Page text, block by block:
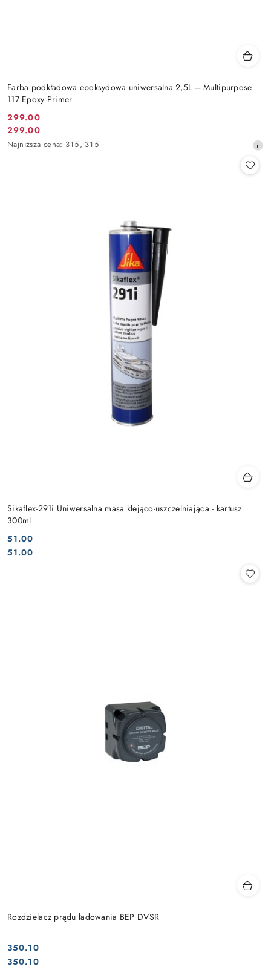
Farba podkładowa epoksydowa uniwersalna 2,5L – Multipurpose
117 Epoxy Primer
Cena
promocyjna:
299.00
Cena
promocyjna:
299.00
Najniższa
Najniższa cena: 315, 315
Sikaflex-291i Uniwersalna masa klejąco-uszczelniająca - kartusz
300ml
Cena:
51.00
Cena:
51.00
Rozdzielacz prądu ładowania BEP DVSR
Cena:
350.10
Cena:
350.10